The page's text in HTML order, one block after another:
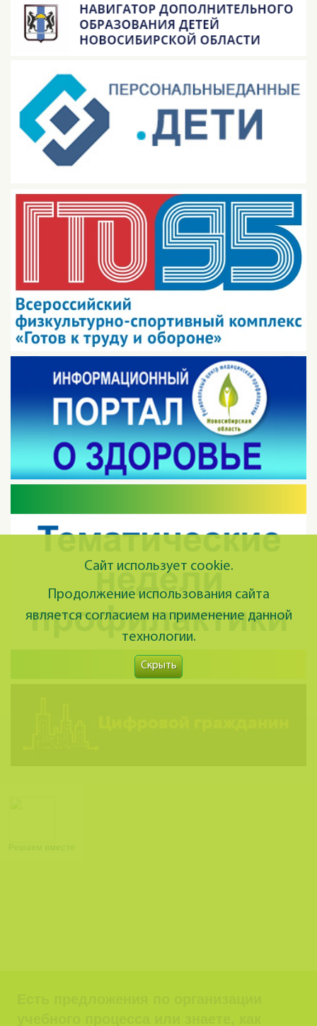
Сайт использует cookie.
Продолжение использования сайта
является согласием на применение данной
технологии.
Скрыть